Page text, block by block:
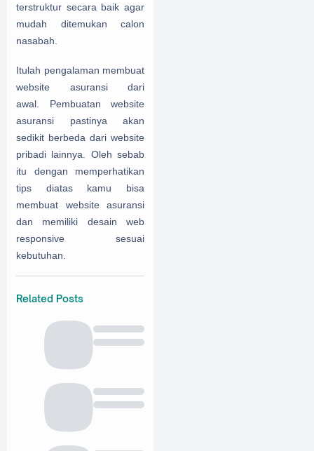
terstruktur secara baik agar
mudah ditemukan calon
nasabah.
Itulah pengalaman membuat
website asuransi dari
awal. Pembuatan website
asuransi pastinya akan
sedikit berbeda dari website
pribadi lainnya. Oleh sebab
itu dengan memperhatikan
tips diatas kamu bisa
membuat website asuransi
dan memiliki desain web
responsive sesuai
kebutuhan.
Related Posts